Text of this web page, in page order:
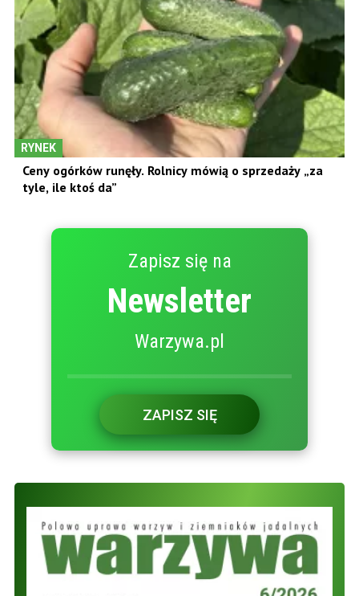
RYNEK
Ceny ogórków runęły. Rolnicy mówią o sprzedaży „za
tyle, ile ktoś da”
Zapisz się na
Newsletter
Warzywa.pl
ZAPISZ SIĘ